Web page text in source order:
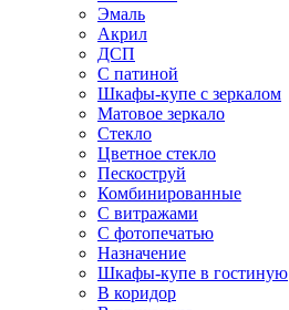
Эмаль
Акрил
ДСП
С патиной
Шкафы-купе с зеркалом
Матовое зеркало
Стекло
Цветное стекло
Пескоструй
Комбинированные
С витражами
С фотопечатью
Назначение
Шкафы-купе в гостиную
В коридор